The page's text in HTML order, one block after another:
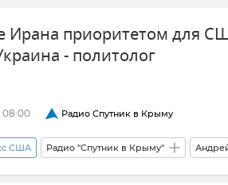
Ирана приоритетом для
- политолог
08:00 Радио Спутник в Крыму
США Радио "Спутник в Крыму"
между Ираном и США Украина